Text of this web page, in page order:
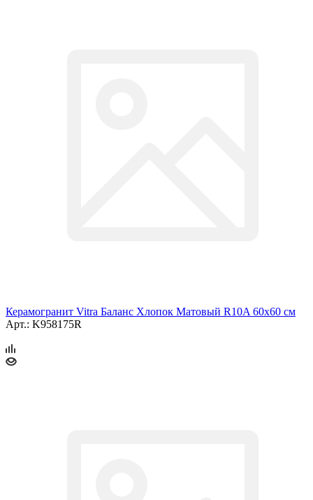
Керамогранит Vitra Баланс Хлопок Матовый R10A 60x60 см
Арт.: K958175R